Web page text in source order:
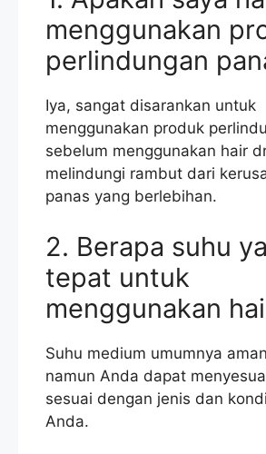
menggunakan
perlindungan
Iya, sangat disarankan untuk
menggunakan produk
sebelum menggunakan hair
melindungi rambut dari
panas yang berlebihan.
2. Berapa suhu
tepat untuk
menggunakan
Suhu medium umumnya
namun Anda dapat
sesuai dengan jenis dan
Anda.